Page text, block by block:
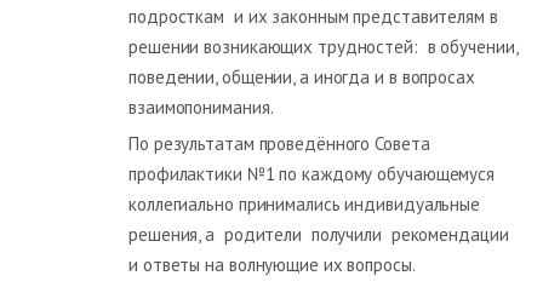
подросткам и их законным представителям в
решении возникающих трудностей: в обучении,
поведении, общении, а иногда и в вопросах
взаимопонимания.
По результатам проведённого Совета
профилактики №1 по каждому обучающемуся
коллегиально принимались индивидуальные
решения, а родители получили рекомендации
и ответы на волнующие их вопросы.